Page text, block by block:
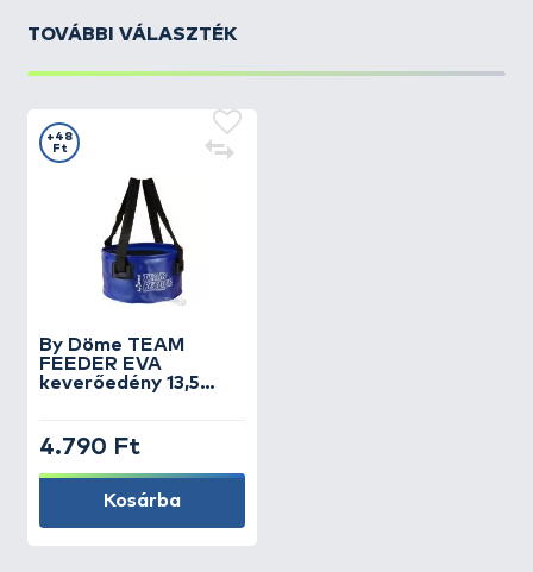
TOVÁBBI VÁLASZTÉK
By Döme TEAM
FEEDER EVA
keverőedény 13,5
+48
Ft
4.790 Ft
Kosárba